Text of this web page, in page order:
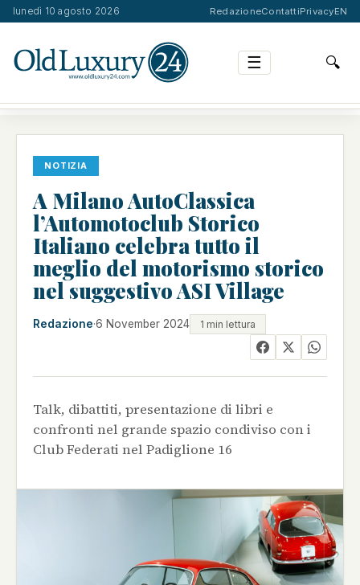
lunedì 10 agosto 2026 RedazioneContattiPrivacyEN
☰ 🔍
NOTIZIA
A Milano AutoClassica
l’Automotoclub Storico
Italiano celebra tutto il
meglio del motorismo storico
nel suggestivo ASI Village
Redazione·6 November 2024 1 min lettura
Talk, dibattiti, presentazione di libri e
confronti nel grande spazio condiviso con i
Club Federati nel Padiglione 16